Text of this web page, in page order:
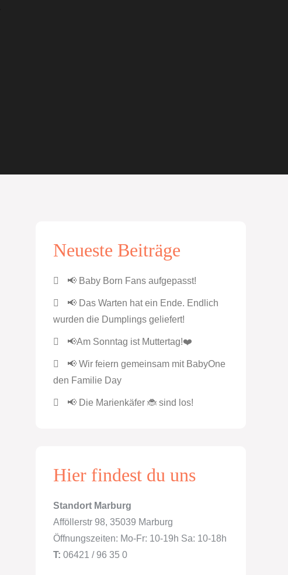
Neueste Beiträge
📢 Baby Born Fans aufgepasst!
📢 Das Warten hat ein Ende. Endlich
wurden die Dumplings geliefert!
📢Am Sonntag ist Muttertag!❤️
📢 Wir feiern gemeinsam mit BabyOne
den Familie Day
📢 Die Marienkäfer 🐞 sind los!
Hier findest du uns
Standort Marburg
Afföllerstr 98, 35039 Marburg
Öffnungszeiten: Mo-Fr: 10-19h Sa: 10-18h
T: 06421 / 96 35 0